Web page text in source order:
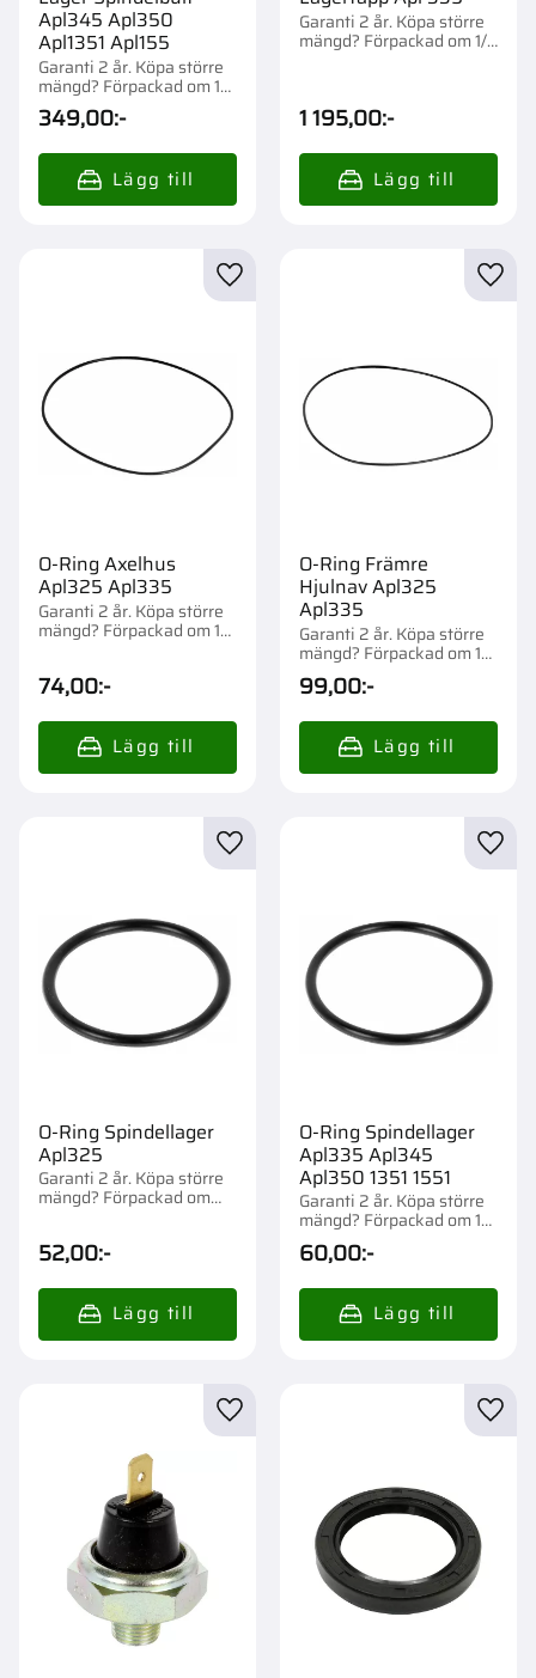
Apl345 Apl350
Apl1351 Apl155
Garanti 2 år. Köpa större
mängd? Förpackad om 1
st.
349,00:-
Garanti 2 år. Köpa större
mängd? Förpackad om 1/1
1 195,00:-
O-Ring Axelhus
Apl325 Apl335
Garanti 2 år. Köpa större
mängd? Förpackad om 1
74,00:-
Lägg till i favoriter
O-Ring Främre
Hjulnav Apl325
Apl335
Garanti 2 år. Köpa större
mängd? Förpackad om 1
st.
99,00:-
O-Ring Spindellager
Apl325
Garanti 2 år. Köpa större
mängd? Förpackad om
52,00:-
Lägg till i favoriter
O-Ring Spindellager
Apl335 Apl345
Apl350 1351 1551
Garanti 2 år. Köpa större
mängd? Förpackad om 1
st.
60,00:-
Lägg till i favoriter